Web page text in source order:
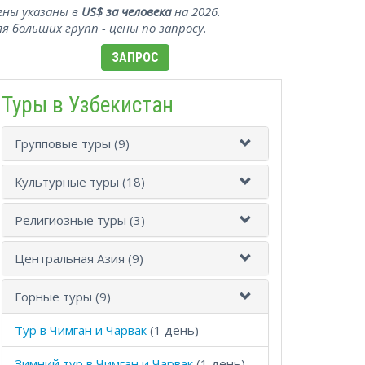
указаны в US$ за человекана 2026.
больших групп - цены по запросу.
ЗАПРОС
Туры в Узбекистан
Групповые туры (9)
Культурные туры (18)
Религиозные туры (3)
Центральная Азия (9)
Горные туры (9)
Тур в Чимган и Чарвак (1 день)